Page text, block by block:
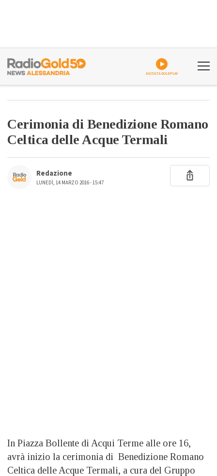
ASCOLTA GOLDPLAY
Cerimonia di Benedizione Romano
Celtica delle Acque Termali
Redazione
LUNEDÌ, 14 MARZO 2016 - 15:47
In Piazza Bollente di Acqui Terme alle ore 16,
avrà inizio la cerimonia di Benedizione Romano
Celtica delle Acque Termali, a cura del Gruppo